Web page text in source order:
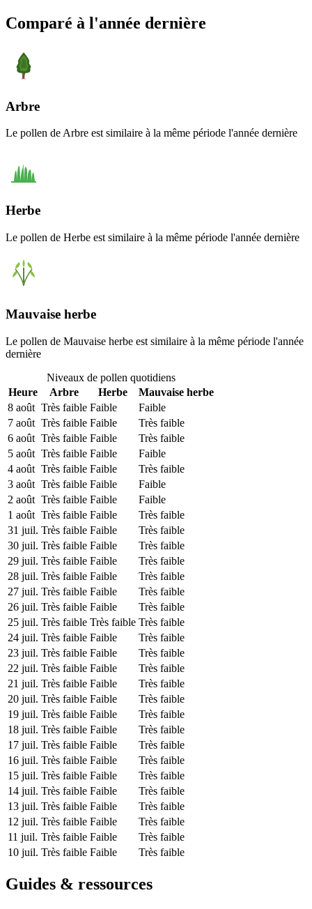
Comparé à l'année dernière
Arbre
Le pollen de Arbre est similaire à la même période l'année dernière
Herbe
Le pollen de Herbe est similaire à la même période l'année dernière
Mauvaise herbe
Le pollen de Mauvaise herbe est similaire à la même période l'année
dernière
Niveaux de pollen quotidiens
Heure
Arbre Herbe
Mauvaise herbe
8 août Très faible Faible
Faible
7 août Très faible Faible
Très faible
6 août Très faible Faible
Très faible
5 août Très faible Faible
Faible
4 août Très faible Faible
Très faible
3 août Très faible Faible
Faible
2 août Très faible Faible
Faible
1 août Très faible Faible
Très faible
31 juil. Très faible Faible
Très faible
30 juil. Très faible Faible
Très faible
29 juil. Très faible Faible
Très faible
28 juil. Très faible Faible
Très faible
27 juil. Très faible Faible
Très faible
26 juil. Très faible Faible
Très faible
25 juil. Très faible Très faible Très faible
24 juil. Très faible Faible
Très faible
23 juil. Très faible Faible
Très faible
22 juil. Très faible Faible
Très faible
21 juil. Très faible Faible
Très faible
20 juil. Très faible Faible
Très faible
19 juil. Très faible Faible
Très faible
18 juil. Très faible Faible
Très faible
17 juil. Très faible Faible
Très faible
16 juil. Très faible Faible
Très faible
15 juil. Très faible Faible
Très faible
14 juil. Très faible Faible
Très faible
13 juil. Très faible Faible
Très faible
12 juil. Très faible Faible
Très faible
11 juil. Très faible Faible
Très faible
10 juil. Très faible Faible Très faible
Guides & ressources